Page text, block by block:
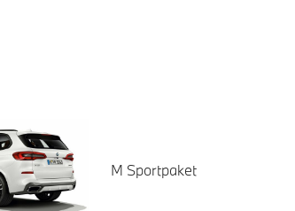
M Sportpaket